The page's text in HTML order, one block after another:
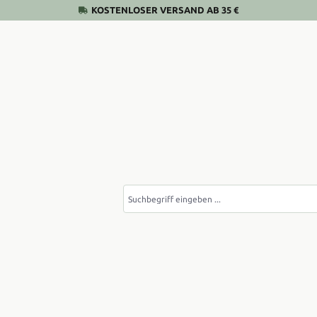
KOSTENLOSER VERSAND AB 35 €